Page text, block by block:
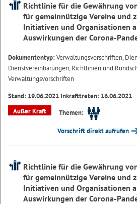
Richtlinie für die Gewährung
für gemeinnützige Vereine und
Initiativen und Organisationen
Auswirkungen der Corona-
Dokumententyp:Verwaltungsvorschriften,
Dienstvereinbarungen, Richtlinien und
Verwaltungsvorschriften
Stand: 19.06.2021 Inkrafttreten: 16.06.2021
Außer Kraft
Themen:
Vorschrift direkt aufrufen
Richtlinie für die Gewährung
für gemeinnützige Vereine und
Initiativen und Organisationen
Auswirkungen der Corona-